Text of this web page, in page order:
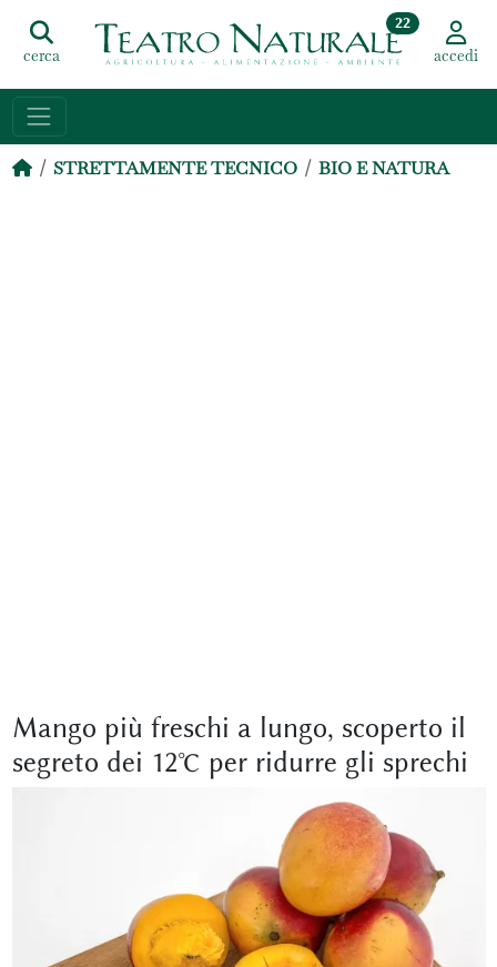
cerca
22
accedi
STRETTAMENTE TECNICO BIO E NATURA
Mango più freschi a lungo, scoperto il
segreto dei 12°C per ridurre gli sprechi